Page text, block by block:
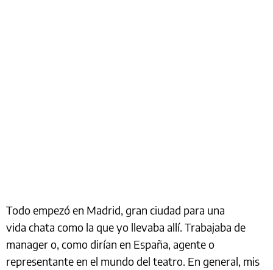
Todo empezó en Madrid, gran ciudad para una
vida chata como la que yo llevaba allí. Trabajaba de
manager o, como dirían en España, agente o
representante en el mundo del teatro. En general, mis